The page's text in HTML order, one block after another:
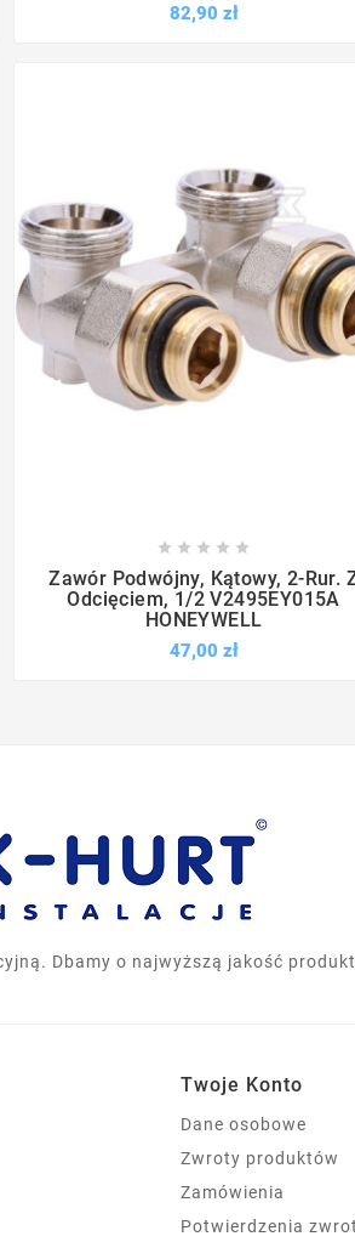
82,90 zł
 
    
Zawór Podwójny, Kątowy, 2-Rur.
Odcięciem, 1/2 V2495EY015A
HONEYWELL
47,00 zł
Dbamy o najwyższą jakość
Twoje Konto
Dane osobowe
Zwroty produktów
Zamówienia
Potwierdzenia